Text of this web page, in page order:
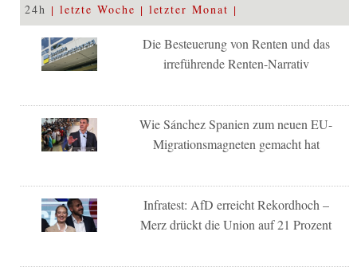
24h letzte Woche letzter Monat
Die Besteuerung von Renten und das
irreführende Renten-Narrativ
Wie Sánchez Spanien zum neuen EU-
Migrationsmagneten gemacht hat
Infratest: AfD erreicht Rekordhoch –
Merz drückt die Union auf 21 Prozent